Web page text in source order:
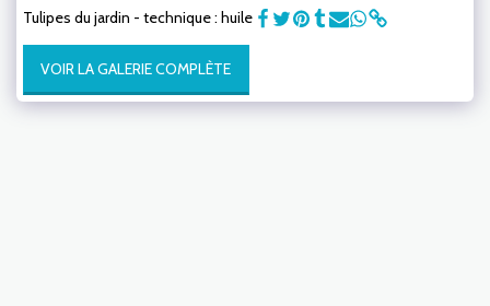
Tulipes du jardin - technique : huile
VOIR LA GALERIE COMPLÈTE